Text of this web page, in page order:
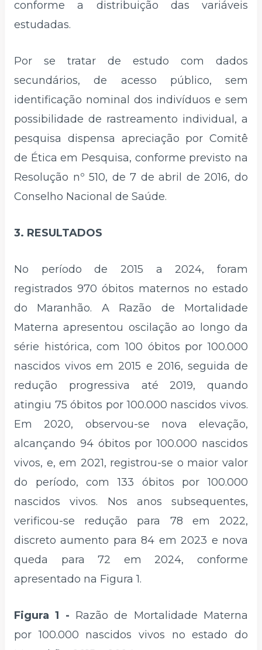
conforme a distribuição das variáveis
estudadas.
Por se tratar de estudo com dados
secundários, de acesso público, sem
identificação nominal dos indivíduos e sem
possibilidade de rastreamento individual, a
pesquisa dispensa apreciação por Comitê
de Ética em Pesquisa, conforme previsto na
Resolução nº 510, de 7 de abril de 2016, do
Conselho Nacional de Saúde.
3. RESULTADOS
No período de 2015 a 2024, foram
registrados 970 óbitos maternos no estado
do Maranhão. A Razão de Mortalidade
Materna apresentou oscilação ao longo da
série histórica, com 100 óbitos por 100.000
nascidos vivos em 2015 e 2016, seguida de
redução progressiva até 2019, quando
atingiu 75 óbitos por 100.000 nascidos vivos.
Em 2020, observou-se nova elevação,
alcançando 94 óbitos por 100.000 nascidos
vivos, e, em 2021, registrou-se o maior valor
do período, com 133 óbitos por 100.000
nascidos vivos. Nos anos subsequentes,
verificou-se redução para 78 em 2022,
discreto aumento para 84 em 2023 e nova
queda para 72 em 2024, conforme
apresentado na Figura 1.
Figura 1 - Razão de Mortalidade Materna
por 100.000 nascidos vivos no estado do